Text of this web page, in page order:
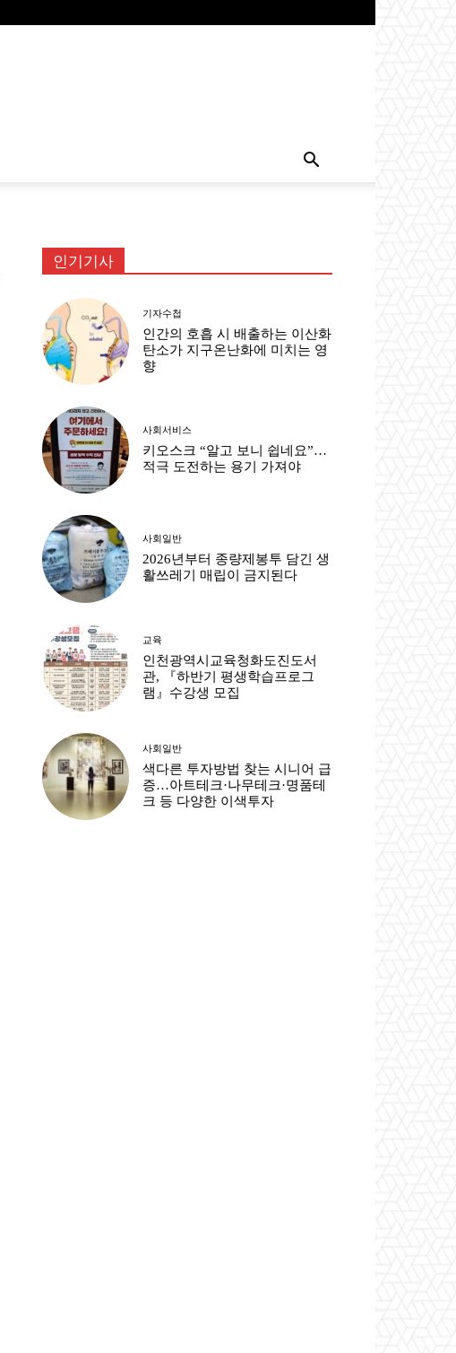
인기기사
기자수첩
인간의 호흡 시 배출하는 이산화
탄소가 지구온난화에 미치는 영
향
사회서비스
키오스크 “알고 보니 쉽네요”…
적극 도전하는 용기 가져야
사회일반
2026년부터 종량제봉투 담긴 생
활쓰레기 매립이 금지된다
교육
인천광역시교육청화도진도서
관, 『하반기 평생학습프로그
램』수강생 모집
사회일반
색다른 투자방법 찾는 시니어 급
증…아트테크·나무테크·명품테
크 등 다양한 이색투자